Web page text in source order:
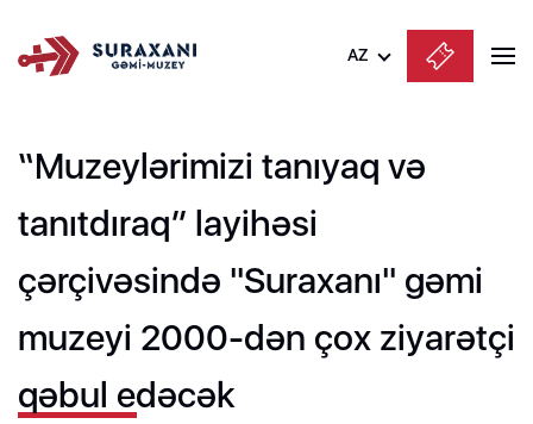
AZ
English
“Muzeylərimizi tanıyaq və
tanıtdıraq” layihəsi
çərçivəsində "Suraxanı" gəmi
muzeyi 2000-dən çox ziyarətçi
qəbul edəcək